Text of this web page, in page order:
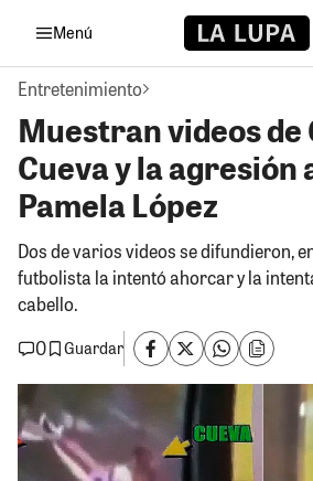
Menú
Entretenimiento
Muestran videos
Cueva y la agresión
Pamela López
Dos de varios videos se difundieron,
futbolista la intentó ahorcar y la
cabello.
0
Guardar